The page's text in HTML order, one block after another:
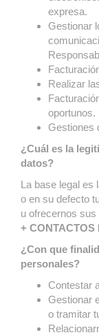
expresa.
Gestionar
Realizar
oportunos.
Gestiones
¿Cuál es la
datos?
La base legal es
o en su defecto
u ofrecernos
+ CONTACTOS
¿Con que
personales?
Contestar
Gestionar
o tramitar